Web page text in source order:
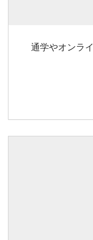
通学やオンラ